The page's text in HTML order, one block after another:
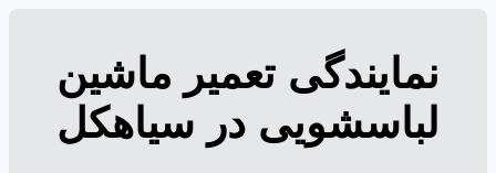
نمایندگی تعمیر ماشین
لباسشویی در سیاهکل